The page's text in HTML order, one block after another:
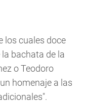
los cuales doce
bachata de la
o Teodoro
homenaje a las